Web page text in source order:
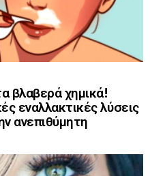
βλαβερά χημικά!
εναλλακτικές λύσεις
ανεπιθύμητη